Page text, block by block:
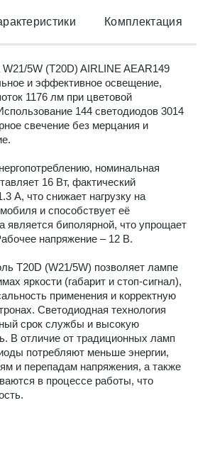
Комплектация
5W (T20D) AIRLINE AEAR149
и эффективное освещение,
1176 лм при цветовой
144 светодиодов 3014
свечение без мерцания и
номинальная
16 Вт, фактический
А, что снижает нагрузку на
и способствует её
является биполярной, что упрощает
напряжение – 12 В.
T20D (W21/5W) позволяет лампе
яркости (габарит и стоп-сигнал),
применения и корректную
Светодиодная технология
срок службы и высокую
В отличие от традиционных ламп
потребляют меньше энергии,
и перепадам напряжения, а также
в процессе работы, что